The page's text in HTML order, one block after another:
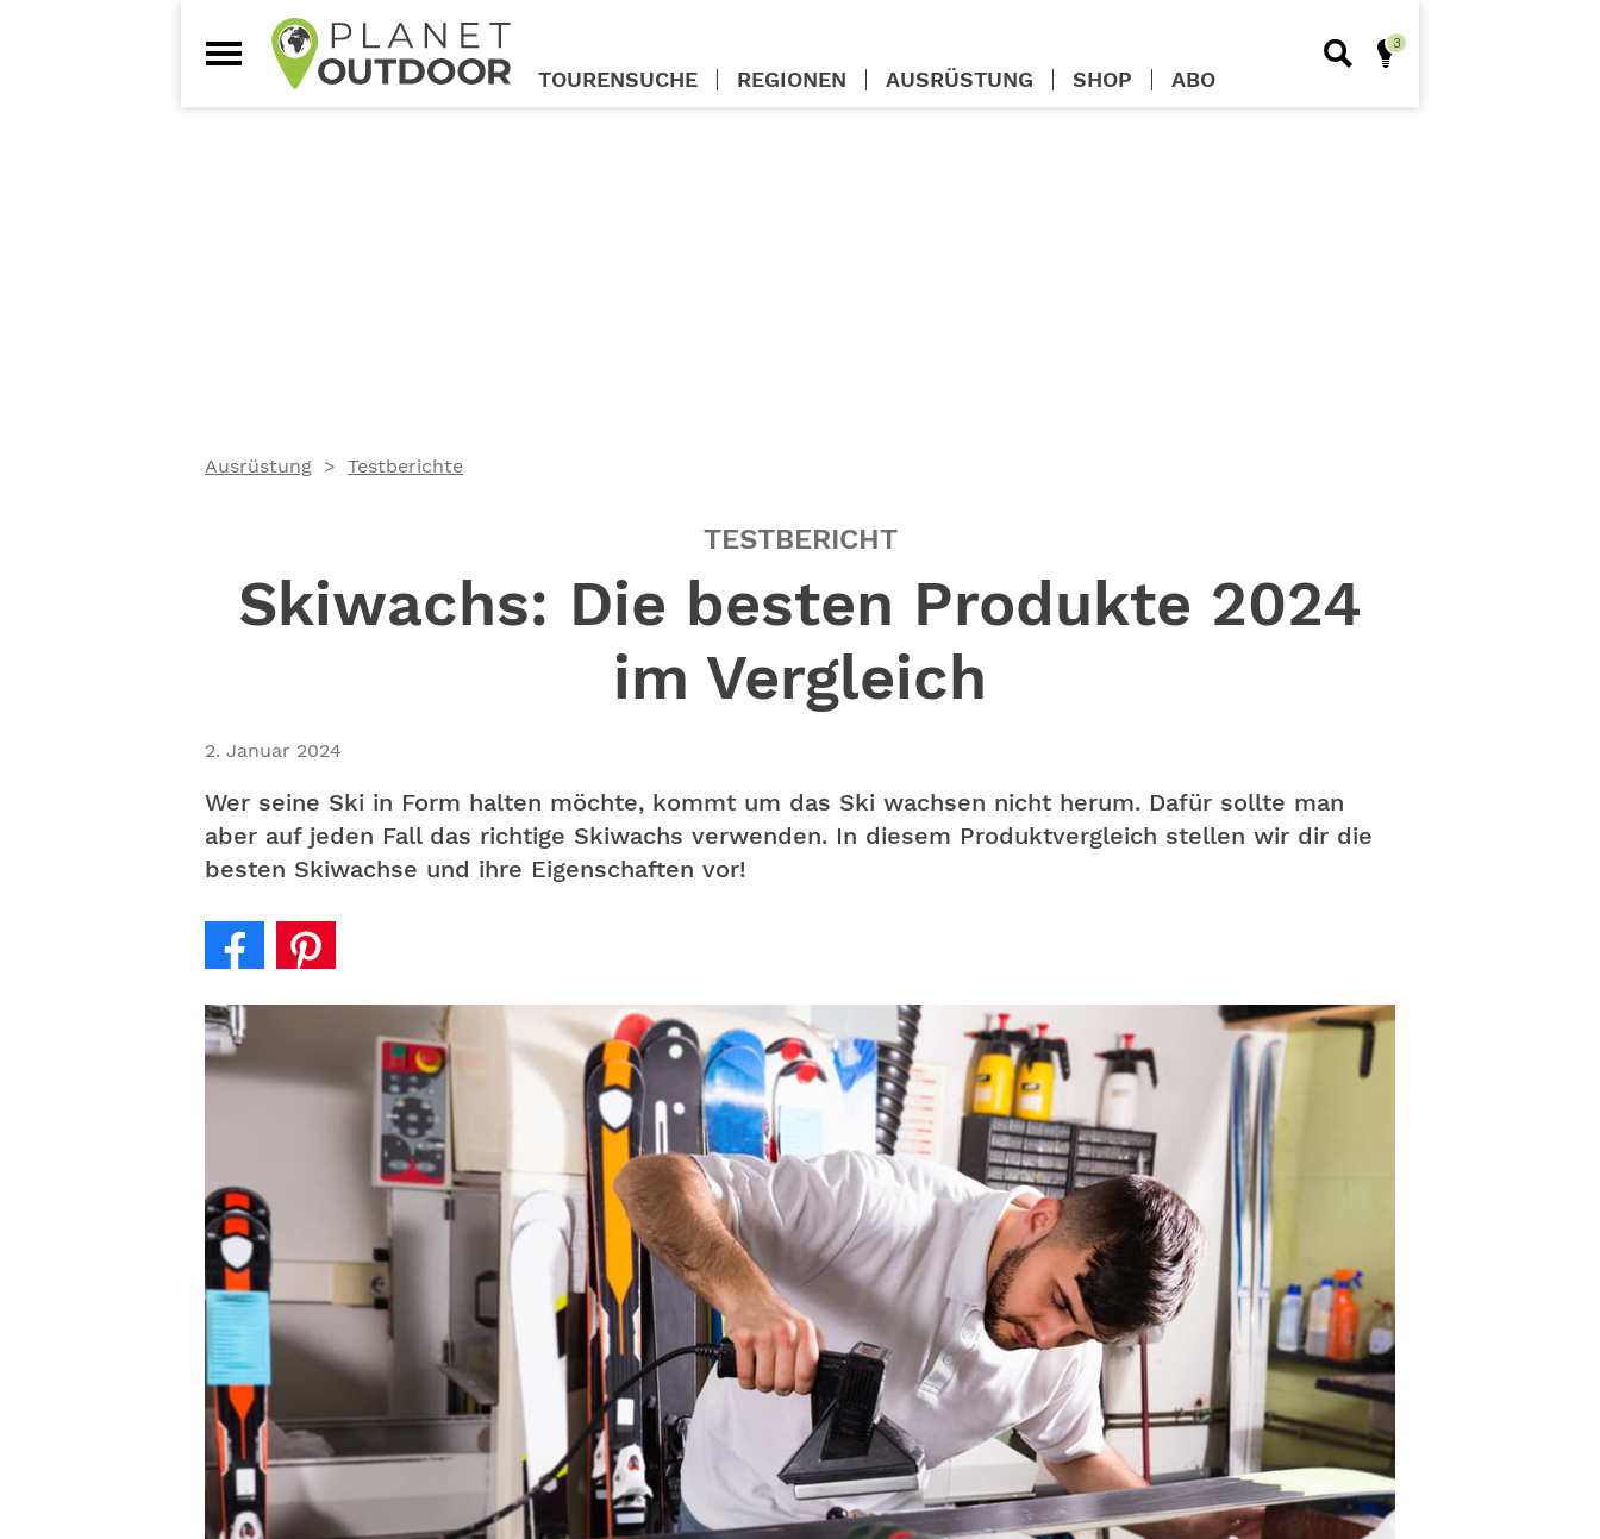
Ausrüstung Testberichte
TESTBERICHT
Skiwachs: Die besten Produkte 2024
im Vergleich
2. Januar 2024
Wer seine Ski in Form halten möchte, kommt um das Ski wachsen nicht herum. Dafür sollte man
aber auf jeden Fall das richtige Skiwachs verwenden. In diesem Produktvergleich stellen wir dir die
besten Skiwachse und ihre Eigenschaften vor!
TOURENSUCHE REGIONEN AUSRÜSTUNG SHOP ABO